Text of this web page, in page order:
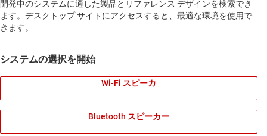
開発中のシステムに適した製品とリファレンス デザインを検索でき
ます。デスクトップ サイトにアクセスすると、最適な環境を使用で
きます。
システムの選択を開始
Wi-Fi スピーカ
Bluetooth スピーカー